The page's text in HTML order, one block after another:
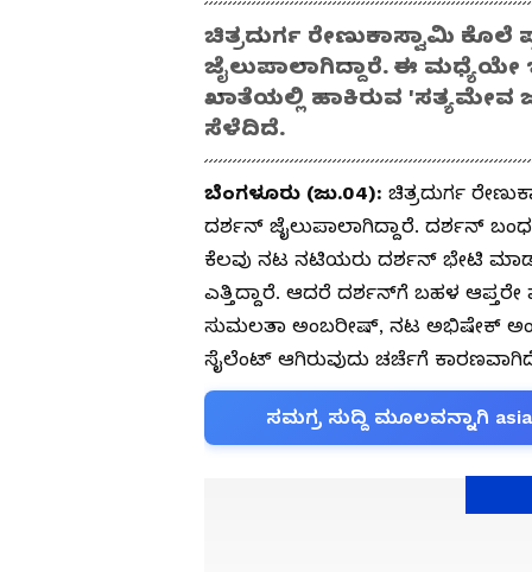
ಚಿತ್ರದುರ್ಗ ರೇಣುಕಾಸ್ವಾಮಿ ಕೊಲೆ
ಜೈಲುಪಾಲಾಗಿದ್ದಾರೆ. ಈ
ಖಾತೆಯಲ್ಲಿ ಹಾಕಿರುವ
ಸೆಳೆದಿದೆ.
ಬೆಂಗಳೂರು (ಜು.04): ಚಿತ್ರದುರ್ಗ
ದರ್ಶನ್‌ ಜೈಲುಪಾಲಾಗಿದ್ದಾರೆ. ದರ್ಶನ್‌
ಕೆಲವು ನಟ ನಟಿಯರು ದರ್ಶನ್‌ ಭೇಟಿ
ಎತ್ತಿದ್ದಾರೆ. ಆದರೆ ದರ್ಶನ್‌ಗೆ ಬಹಳ
ಸುಮಲತಾ ಅಂಬರೀಷ್‌, ನಟ ಅಭಿಷೇಕ್
ಸೈಲೆಂಟ್ ಆಗಿರುವುದು ಚರ್ಚೆಗೆ
ಸಮಗ್ರ ಸುದ್ದಿ ಮೂಲವನ್ನಾಗಿ